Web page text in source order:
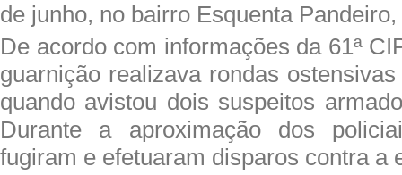
de junho, no bairro Esquenta
De acordo com informações da 61ª
guarnição realizava rondas
quando avistou dois suspeitos
Durante a aproximação dos
fugiram e efetuaram disparos contra a